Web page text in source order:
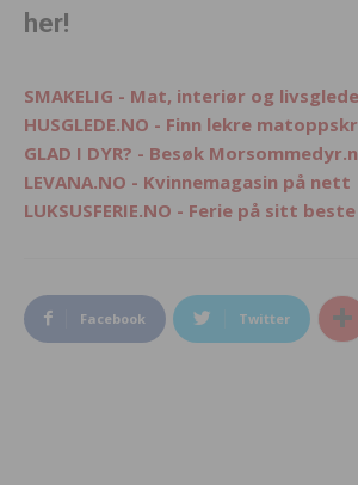
her!
SMAKELIG - Mat, interiør og livsglede
HUSGLEDE.NO - Finn lekre
GLAD I DYR? - Besøk
LEVANA.NO - Kvinnemagasin på nett
LUKSUSFERIE.NO - Ferie på sitt beste
Facebook Twitter